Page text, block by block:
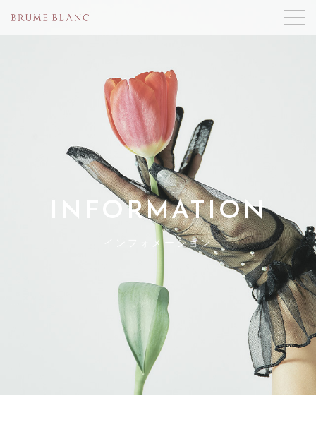
INFORMATION
インフォメーション